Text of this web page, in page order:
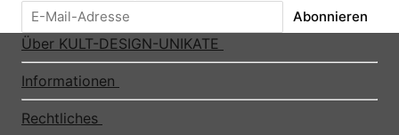
Abonnieren
Über KULT-DESIGN-UNIKATE
Informationen
Rechtliches